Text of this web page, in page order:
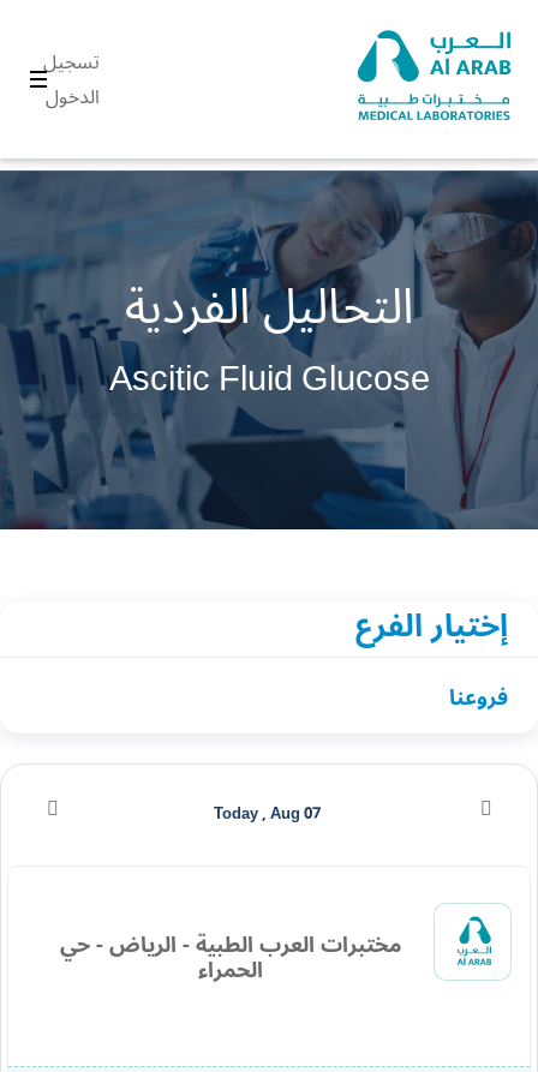
تسجيل
الدخول
التحاليل الفردية
Ascitic Fluid Glucose
إختيار الفرع
فروعنا
مختبرات العرب الطبية - الرياض - حي
الحمراء